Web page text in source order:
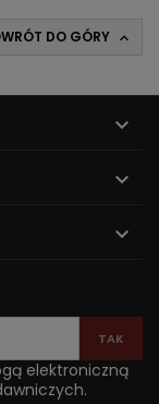
DO GÓRY 



elektroniczną